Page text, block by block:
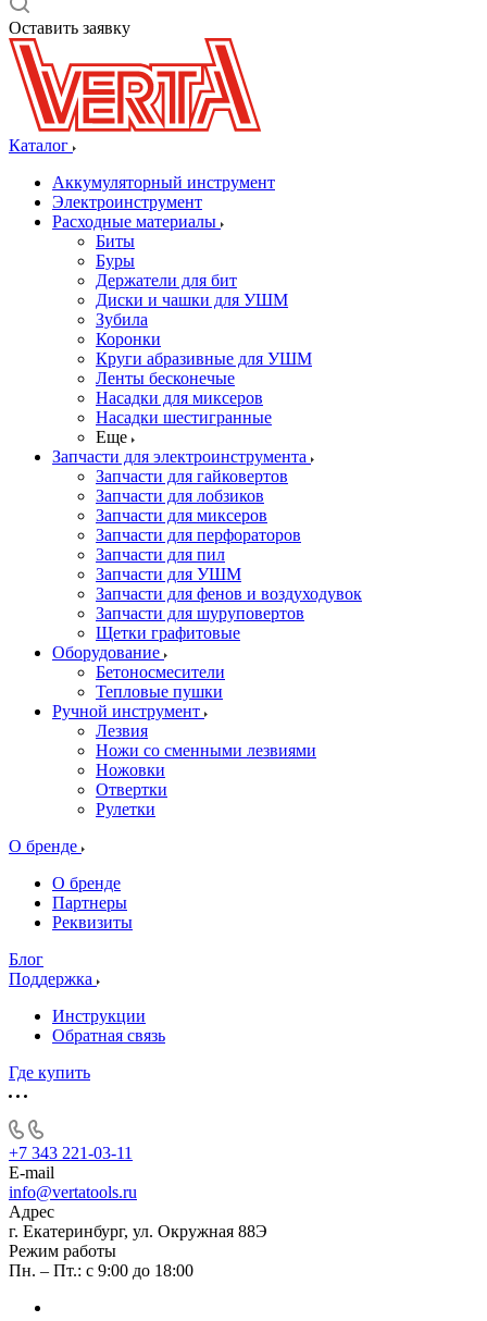
Оставить заявку
Каталог
Аккумуляторный инструмент
Электроинструмент
Расходные материалы
Биты
Буры
Держатели для бит
Диски и чашки для УШМ
Зубила
Коронки
Круги абразивные для УШМ
Ленты бесконечые
Насадки для миксеров
Насадки шестигранные
Еще
Запчасти для электроинструмента
Запчасти для гайковертов
Запчасти для лобзиков
Запчасти для миксеров
Запчасти для перфораторов
Запчасти для пил
Запчасти для УШМ
Запчасти для фенов и воздуходувок
Запчасти для шуруповертов
Щетки графитовые
Оборудование
Бетоносмесители
Тепловые пушки
Ручной инструмент
Лезвия
Ножи со сменными лезвиями
Ножовки
Отвертки
Рулетки
О бренде
О бренде
Партнеры
Реквизиты
Блог
Поддержка
Инструкции
Обратная связь
Где купить
+7 343 221-03-11
E-mail
info@vertatools.ru
Адрес
г. Екатеринбург, ул. Окружная 88Э
Режим работы
Пн. – Пт.: с 9:00 до 18:00